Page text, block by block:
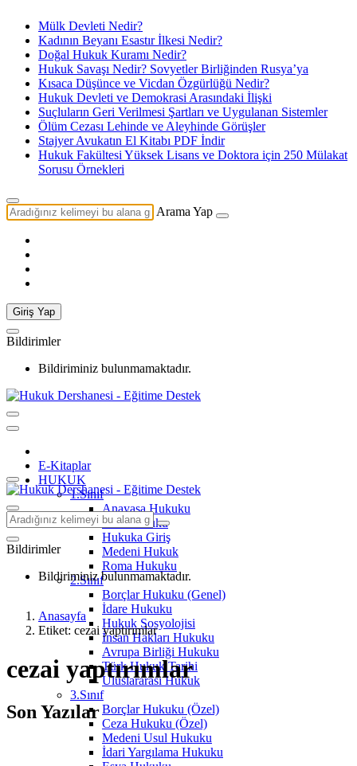
Mülk Devleti Nedir?
Kadının Beyanı Esastır İlkesi Nedir?
Doğal Hukuk Kuramı Nedir?
Hukuk Savaşı Nedir? Sovyetler Birliğinden Rusya’ya
Kısaca Düşünce ve Vicdan Özgürlüğü Nedir?
Hukuk Devleti ve Demokrasi Arasındaki İlişki
Suçluların Geri Verilmesi Şartları ve Uygulanan Sistemler
Ölüm Cezası Lehinde ve Aleyhinde Görüşler
Stajyer Avukatın El Kitabı PDF İndir
Hukuk Fakültesi Yüksek Lisans ve Doktora için 250 Mülakat
Sorusu Örnekleri
Arama Yap
Giriş Yap
Bildirimler
Bildiriminiz bulunmamaktadır.
E-Kitaplar
HUKUK
1.Sınıf
Anayasa Hukuku
Aile Hukuku
Hukuka Giriş
Medeni Hukuk
Roma Hukuku
2.Sınıf
Borçlar Hukuku (Genel)
İdare Hukuku
Hukuk Sosyolojisi
İnsan Hakları Hukuku
Avrupa Birliği Hukuku
Türk Hukuk Tarihi
Uluslararası Hukuk
3.Sınıf
Borçlar Hukuku (Özel)
Ceza Hukuku (Özel)
Medeni Usul Hukuku
İdari Yargılama Hukuku
Bildirimler
Bildiriminiz bulunmamaktadır.
Anasayfa
Etiket: cezai yaptırımlar
cezai yaptırımlar
Son Yazılar